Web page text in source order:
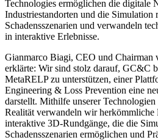
Technologies ermöglichen die digitale
Industriestandorten und die Simulation
Schadensszenarien und verwandeln
in interaktive Erlebnisse.
Gianmarco Biagi, CEO und Chairman
erklärte: Wir sind stolz darauf, GC&C
MetaRELP zu unterstützen, einer
Engineering & Loss Prevention eine
darstellt. Mithilfe unserer
Realität verwandeln wir herkömmliche
interaktive 3D-Rundgänge, die die
Schadensszenarien ermöglichen und